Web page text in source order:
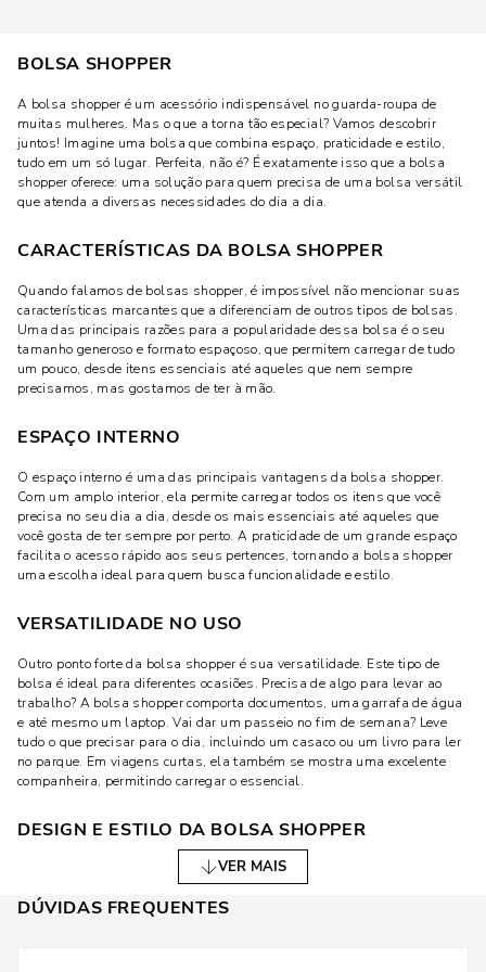
BOLSA SHOPPER
A bolsa shopper é um acessório indispensável no guarda-roupa de
muitas mulheres. Mas o que a torna tão especial? Vamos descobrir
juntos! Imagine uma bolsa que combina espaço, praticidade e estilo,
tudo em um só lugar. Perfeita, não é? É exatamente isso que a bolsa
shopper oferece: uma solução para quem precisa de uma bolsa versátil
que atenda a diversas necessidades do dia a dia.
CARACTERÍSTICAS DA BOLSA SHOPPER
Quando falamos de bolsas shopper, é impossível não mencionar suas
características marcantes que a diferenciam de outros tipos de bolsas.
Uma das principais razões para a popularidade dessa bolsa é o seu
tamanho generoso e formato espaçoso, que permitem carregar de tudo
um pouco, desde itens essenciais até aqueles que nem sempre
precisamos, mas gostamos de ter à mão.
ESPAÇO INTERNO
O espaço interno é uma das principais vantagens da bolsa shopper.
Com um amplo interior, ela permite carregar todos os itens que você
precisa no seu dia a dia, desde os mais essenciais até aqueles que
você gosta de ter sempre por perto. A praticidade de um grande espaço
facilita o acesso rápido aos seus pertences, tornando a bolsa shopper
uma escolha ideal para quem busca funcionalidade e estilo.
VERSATILIDADE NO USO
Outro ponto forte da bolsa shopper é sua versatilidade. Este tipo de
bolsa é ideal para diferentes ocasiões. Precisa de algo para levar ao
trabalho? A bolsa shopper comporta documentos, uma garrafa de água
e até mesmo um laptop. Vai dar um passeio no fim de semana? Leve
tudo o que precisar para o dia, incluindo um casaco ou um livro para ler
no parque. Em viagens curtas, ela também se mostra uma excelente
companheira, permitindo carregar o essencial.
DESIGN E ESTILO DA BOLSA SHOPPER
O design da bolsa shopper é outro aspecto que atrai muitas mulheres.
Disponível em uma variedade de estilos, ela se adapta facilmente a
diferentes gostos e preferências. Algumas são mais estruturadas,
VER MAIS
DÚVIDAS FREQUENTES